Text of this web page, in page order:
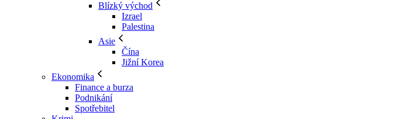
Blízký východ
Izrael
Palestina
Asie
Čína
Jižní Korea
Ekonomika
Finance a burza
Podnikání
Spotřebitel